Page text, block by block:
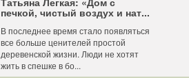
печкой, чистый воздух и нат...
В последнее время стало появляться
все больше ценителей простой
деревенской жизни. Люди не хотят
жить в спешке в бо...